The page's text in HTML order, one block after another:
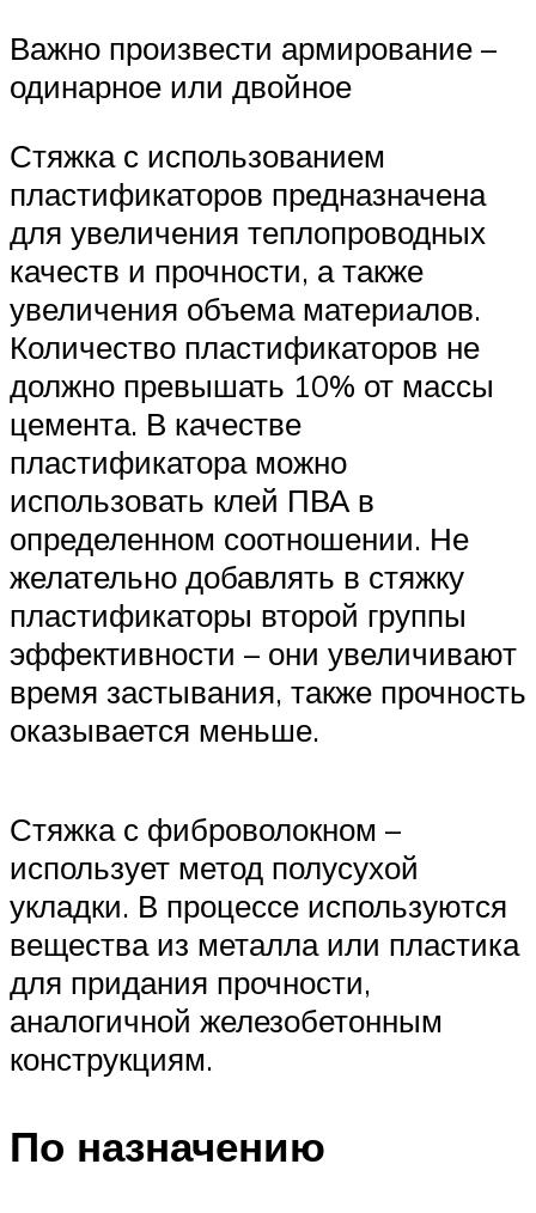
Важно произвести армирование –
одинарное или двойное
Стяжка с использованием
пластификаторов предназначена
для увеличения теплопроводных
качеств и прочности, а также
увеличения объема материалов.
Количество пластификаторов не
должно превышать 10% от массы
цемента. В качестве
пластификатора можно
использовать клей ПВА в
определенном соотношении. Не
желательно добавлять в стяжку
пластификаторы второй группы
эффективности – они увеличивают
время застывания, также прочность
оказывается меньше.
Стяжка с фиброволокном –
использует метод полусухой
укладки. В процессе используются
вещества из металла или пластика
для придания прочности,
аналогичной железобетонным
конструкциям.
По назначению